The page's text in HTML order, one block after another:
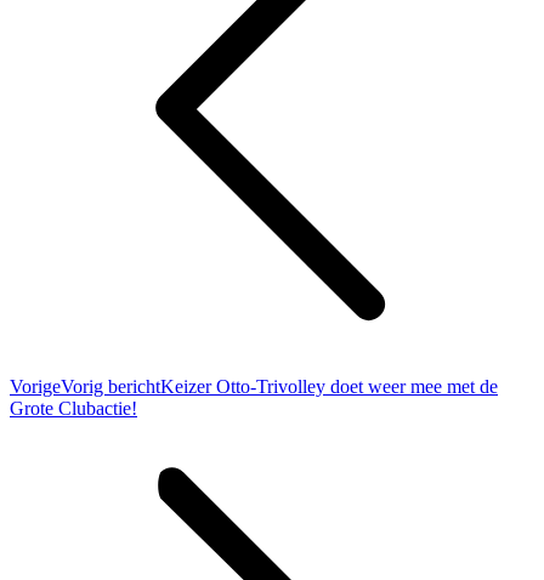
VorigeVorig berichtKeizer Otto-Trivolley doet weer mee met de
Grote Clubactie!